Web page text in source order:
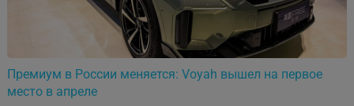
Премиум в России меняется: Voyah вышел на первое
место в апреле